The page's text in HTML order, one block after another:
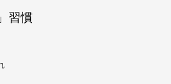
習慣